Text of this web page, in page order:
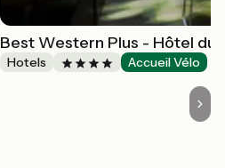
Best Western Plus - Hôtel du
Hotels Accueil Vélo